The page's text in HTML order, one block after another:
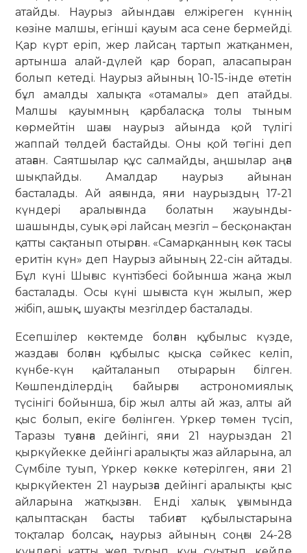
атайды. Наурыз айындағы елжіреген күннің
көзіне малшы, егінші қауым аса сене бермейді.
Қар күрт еріп, жер лайсаң тартып жатқанмен,
артынша алай-дүлей қар борап, аласапыран
болып кетеді. Наурыз айының 10-15-інде өтетін
бұл амалды халықта «отамалы» деп атайды.
Малшы қауымның қарбаласқа толы тыным
көрмейтін шағы наурыз айында қой түлігі
жаппай төлдей бастайды. Оны қой төгіні деп
атаған. Саятшылар құс салмайды, аңшылар аңға
шықпайды. Амалдар наурыз айынан
басталады. Ай аяғында, яғни наурыздың 17-21
күндерi аралығында болатын жауынды-
шашынды, суық әрi лайсаң мезгiл – бесқонақтан
қатты сақтанып отырған. «Самарқанның көк тасы
еритін күн» деп Наурыз айының 22-сін айтады.
Бұл күні Шығыс күнтiзбесi бойынша жаңа жыл
басталады. Осы күнi шығыста күн жылып, жер
жiбiп, ашық, шуақты мезгiлдер басталады.
Есепшілер көктемде болған құбылыс күзде,
жаздағы болған құбылыс қысқа сәйкес келіп,
күнбе-күн қайталанып отырарын білген.
Көшпенділердің байырғы астрономиялық
түсінігі бойынша, бір жыл алты ай жаз, алты ай
қыс болып, екіге бөлінген. Үркер төмен түсіп,
Таразы туғанға дейінгі, яғни 21 наурыздан 21
қыркүйекке дейінгі аралықты жаз айларына, ал
Сүмбіле туып, Үркер көкке көтерілген, яғни 21
қыркүйектен 21 наурызға дейінгі аралықты қыс
айларына жатқызған. Енді халық ұғымында
қалыптасқан басты табиғат құбылыстарына
тоқталар болсақ, наурыз айының соңғы 24-28